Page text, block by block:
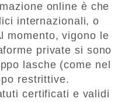
online è che
internazionali, o
momento, vigono le
private si sono
lasche (come nel
restrittive.
certificati e validi